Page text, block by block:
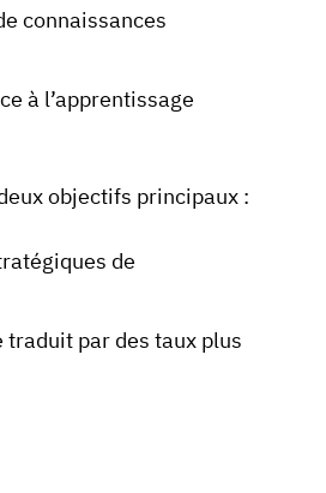
connaissances
à l’apprentissage
objectifs principaux :
de
par des taux plus